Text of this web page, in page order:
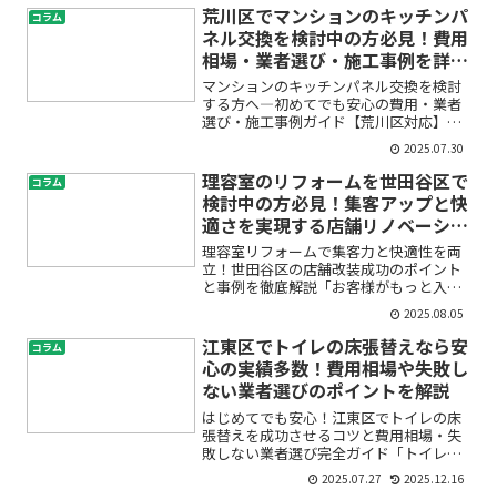
りませんか？特に葛飾区でアパートや賃
貸住宅にお住まいの方は、...
コラム
荒川区でマンションのキッチンパ
ネル交換を検討中の方必見！費用
相場・業者選び・施工事例を詳し
く解説
マンションのキッチンパネル交換を検討
する方へ―初めてでも安心の費用・業者
選び・施工事例ガイド【荒川区対応】
「キッチンの壁が汚れてきた」「掃除が
大変」「そろそろリフォームしたいけど
費用や業者選びが不安」――そんな悩みをお
持ちではありませんか？...
2025.07.30
コラム
理容室のリフォームを世田谷区で
検討中の方必見！集客アップと快
適さを実現する店舗リノベーショ
ン事例5選
理容室リフォームで集客力と快適性を両
立！世田谷区の店舗改装成功のポイント
と事例を徹底解説「お客様がもっと入り
やすい理容室にしたい」「そろそろ店舗
の内装が古く感じる」「バリアフリーも
考えたいけど、何から始めて良いか分か
らない…」――理容室のリ...
2025.08.05
コラム
江東区でトイレの床張替えなら安
心の実績多数！費用相場や失敗し
ない業者選びのポイントを解説
はじめてでも安心！江東区でトイレの床
張替えを成功させるコツと費用相場・失
敗しない業者選び完全ガイド「トイレの
床が古くなってきた」「床のシミや汚れ
が気になる」「リフォームしたいけど費
2025.07.27 2025.12.16